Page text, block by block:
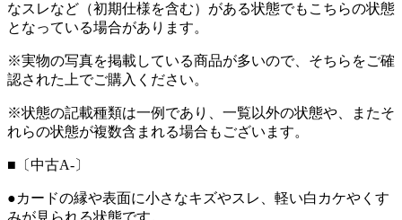
なスレなど（初期仕様を含む）がある状態でもこちらの状態
となっている場合があります。
※実物の写真を掲載している商品が多いので、そちらをご確
認された上でご購入ください。
※状態の記載種類は一例であり、一覧以外の状態や、またそ
れらの状態が複数含まれる場合もございます。
■〔中古A-〕
●カードの縁や表面に小さなキズやスレ、軽い白カケやくす